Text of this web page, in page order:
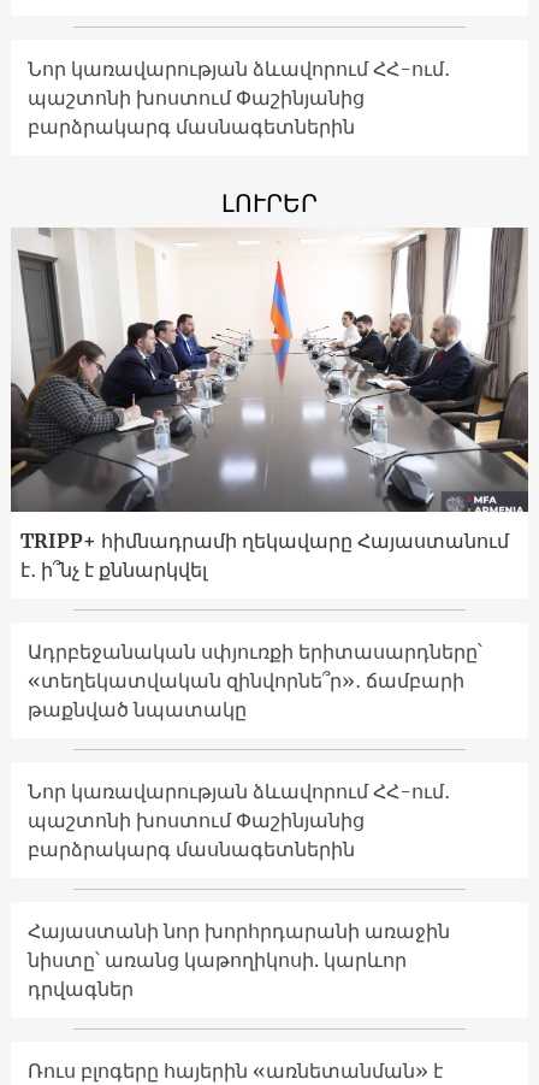
Նոր կառավարության ձևավորում ՀՀ-ում․
պաշտոնի խոստում Փաշինյանից
բարձրակարգ մասնագետներին
ԼՈՒՐԵՐ
TRIPP+ հիմնադրամի ղեկավարը Հայաստանում
է․ ի՞նչ է քննարկվել
Ադրբեջանական սփյուռքի երիտասարդները՝
«տեղեկատվական զինվորնե՞ր»․ ճամբարի
թաքնված նպատակը
Նոր կառավարության ձևավորում ՀՀ-ում․
պաշտոնի խոստում Փաշինյանից
բարձրակարգ մասնագետներին
Հայաստանի նոր խորհրդարանի առաջին
նիստը՝ առանց կաթողիկոսի. կարևոր
դրվագներ
Ռուս բլոգերը հայերին «առնետանման» է